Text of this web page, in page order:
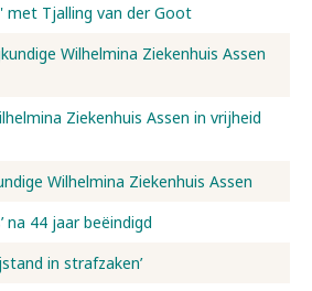
met Tjalling van der Goot
Wilhelmina Ziekenhuis Assen
Ziekenhuis Assen in vrijheid
Wilhelmina Ziekenhuis Assen
na 44 jaar beëindigd
in strafzaken’